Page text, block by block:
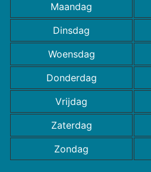
Maandag
Dinsdag
Woensdag
Donderdag
Vrijdag
Zaterdag
Zondag